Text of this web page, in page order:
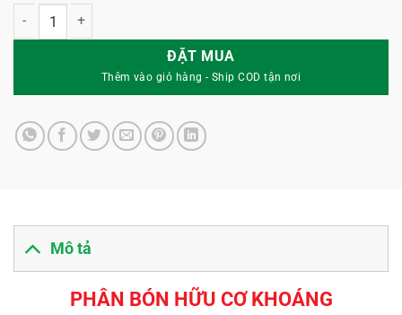
Minro 5-5-5+TE - Phân Bón Hữu Cơ Khoáng số lượng
ĐẶT MUA
Mô tả
PHÂN BÓN HỮU CƠ KHOÁNG